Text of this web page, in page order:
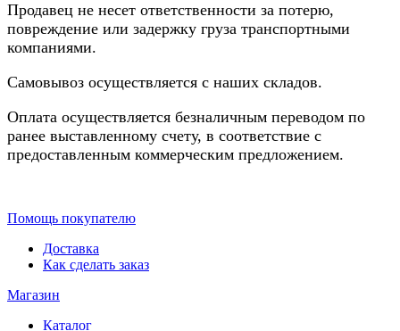
Продавец не несет ответственности за потерю,
повреждение или задержку груза транспортными
компаниями.
Самовывоз осуществляется с наших складов.
Оплата осуществляется безналичным переводом по
ранее выставленному счету, в соответствие с
предоставленным коммерческим предложением.
Помощь покупателю
Доставка
Как сделать заказ
Магазин
Каталог